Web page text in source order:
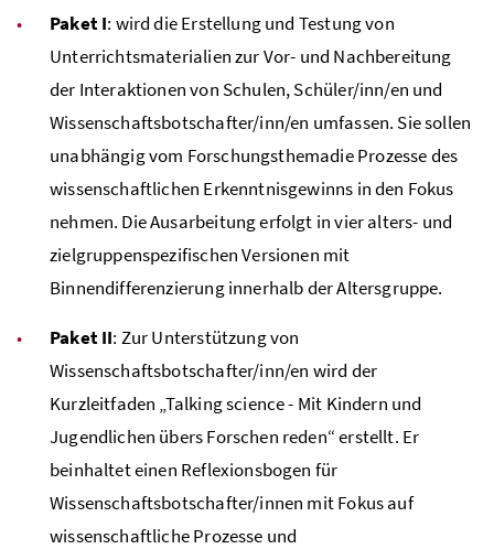
Paket I: wird die Erstellung und Testung von
Unterrichtsmaterialien zur Vor- und Nachbereitung
der Interaktionen von Schulen, Schüler/inn/en und
Wissenschaftsbotschafter/inn/en umfassen. Sie sollen
unabhängig vom Forschungsthemadie Prozesse des
wissenschaftlichen Erkenntnisgewinns in den Fokus
nehmen. Die Ausarbeitung erfolgt in vier alters- und
zielgruppenspezifischen Versionen mit
Binnendifferenzierung innerhalb der Altersgruppe.
Paket II: Zur Unterstützung von
Wissenschaftsbotschafter/inn/en wird der
Kurzleitfaden „Talking science - Mit Kindern und
Jugendlichen übers Forschen reden“ erstellt. Er
beinhaltet einen Reflexionsbogen für
Wissenschaftsbotschafter/innen mit Fokus auf
wissenschaftliche Prozesse und